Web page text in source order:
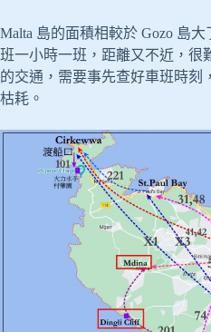
Malta 島的面積相較於 Gozo 島
班一小時一班，距離又不近，很
的交通，需要事先查好車班時刻
枯耗。